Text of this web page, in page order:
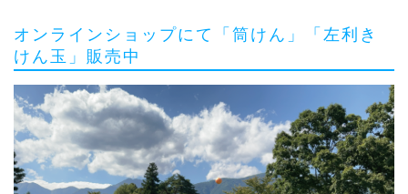
オンラインショップにて「筒けん」「左利き
けん玉」販売中